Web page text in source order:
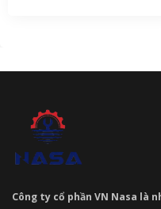
Công ty cổ phần VN Nasa là